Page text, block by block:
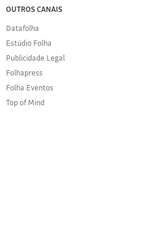
OUTROS CANAIS
Datafolha
Estúdio Folha
Publicidade Legal
Folhapress
Folha Eventos
Top of Mind